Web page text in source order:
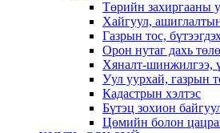
Төрийн захиргааны
Хайгуул,
Газрын тос,
Орон нутаг дахь
Хяналт-шинжилгээ,
Уул уурхай, газрын
Кадастрын хэлтэс
Бүтэц зохион
Цөмийн болон